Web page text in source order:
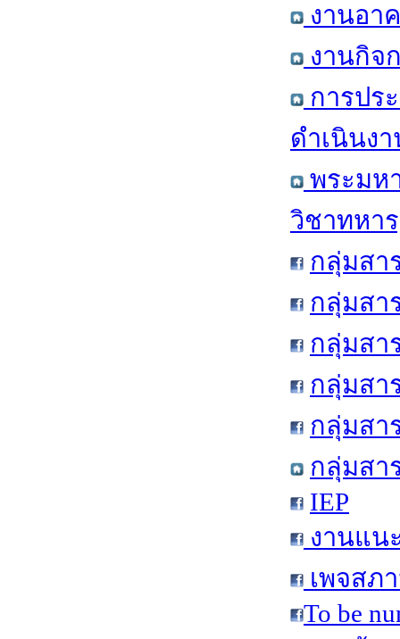
งานอา
งานกิจ
การปร
ดำเนินง
พระมห
วิชาทหา
กลุ่มสา
กลุ่มสา
กลุ่มสา
กลุ่มสา
กลุ่มสา
กลุ่มสา
IEP
งานแน
เพจสภ
To be